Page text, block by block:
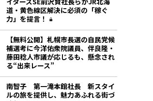
道・黄色線区解決に必須の「稼ぐ
力」を提言！
【無料公開】札幌市長選の自民党候
補選考に今洋佑衆院議員、伴良隆・
藤田稔人市議が応じるも、懸念され
る“出来レース”
南智子 第一滝本館社長 新スタイ
ルの旅を提供し、魅力あふれる街づ